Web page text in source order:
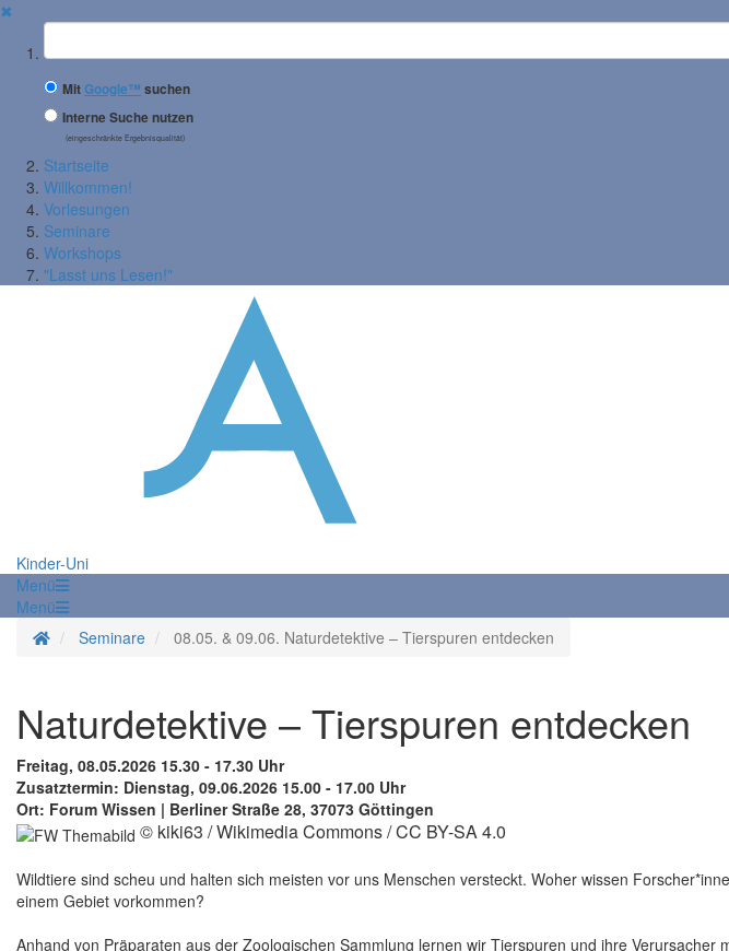
✖
Suchbegriff
MitGoogle™ suchen
Interne Suche nutzen
(eingeschränkte Ergebnisqualität)
Startseite
Willkommen!
Vorlesungen
Seminare
Workshops
"Lasst uns Lesen!"
Kinder-Uni
Menü
Menü
Startseite
Seminare 08.05. & 09.06. Naturdetektive – Tierspuren entdecken
Naturdetektive – Tierspuren entdecken
Freitag, 08.05.2026 15.30 - 17.30 Uhr
Zusatztermin: Dienstag, 09.06.2026 15.00 - 17.00 Uhr
Ort: Forum Wissen | Berliner Straße 28, 37073 Göttingen
© kiki63 / Wikimedia Commons / CC BY-SA 4.0
Wildtiere sind scheu und halten sich meisten vor uns Menschen versteckt. Woher wissen
einem Gebiet vorkommen?
Anhand von Präparaten aus der Zoologischen Sammlung lernen wir Tierspuren und ihre Verursacher